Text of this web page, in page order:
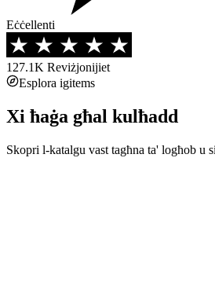
Eċċellenti
127.1K Reviżjonijiet
Esplora igitems
Xi ħaġa għal kulħadd
Skopri l-katalgu vast tagħna ta' logħob u